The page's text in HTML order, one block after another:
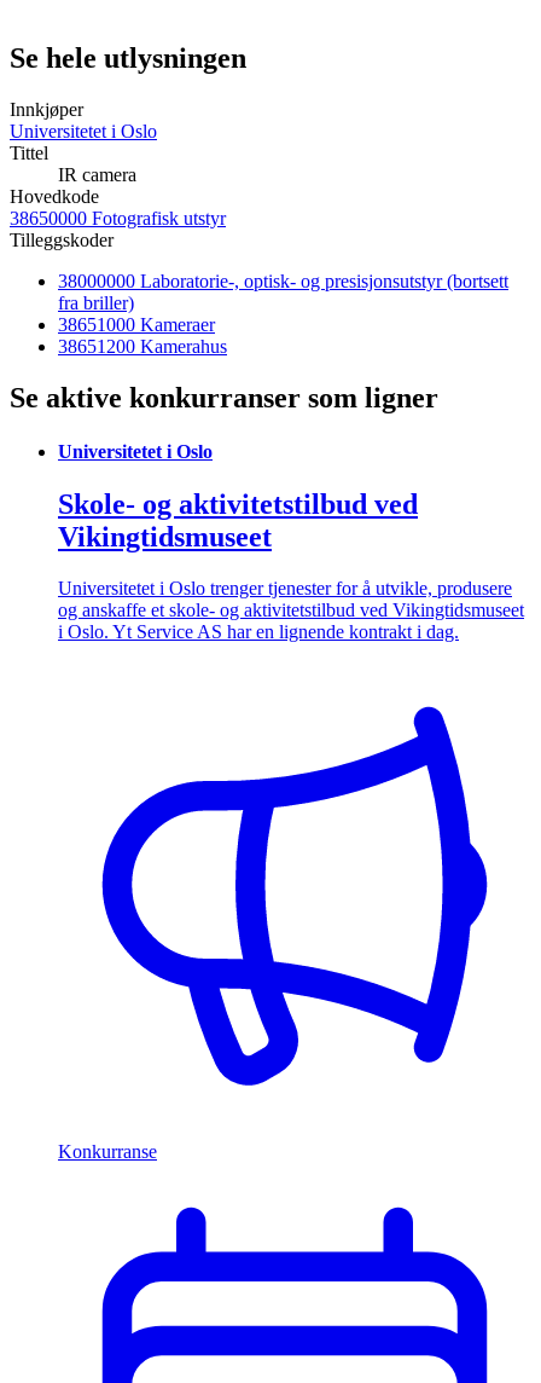
Se hele utlysningen
Innkjøper
Universitetet i Oslo
Tittel
IR camera
Hovedkode
38650000 Fotografisk utstyr
Tilleggskoder
38000000 Laboratorie-, optisk- og presisjonsutstyr (bortsett
fra briller)
38651000 Kameraer
38651200 Kamerahus
Se aktive konkurranser som ligner
Universitetet i Oslo
Skole- og aktivitetstilbud ved
Vikingtidsmuseet
Universitetet i Oslo trenger tjenester for å utvikle, produsere
og anskaffe et skole- og aktivitetstilbud ved Vikingtidsmuseet
i Oslo. Yt Service AS har en lignende kontrakt i dag.
Konkurranse